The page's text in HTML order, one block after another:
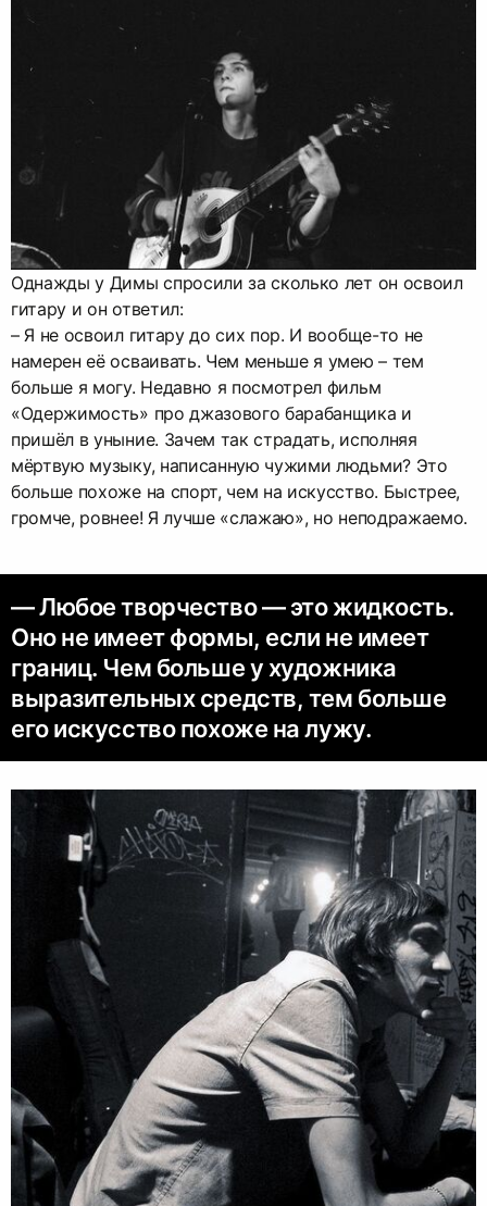
Однажды у Димы спросили за сколько лет он освоил
гитару и он ответил:
– Я не освоил гитару до сих пор. И вообще-то не
намерен её осваивать. Чем меньше я умею – тем
больше я могу. Недавно я посмотрел фильм
«Одержимость» про джазового барабанщика и
пришёл в уныние. Зачем так страдать, исполняя
мёртвую музыку, написанную чужими людьми? Это
больше похоже на спорт, чем на искусство. Быстрее,
громче, ровнее! Я лучше «слажаю», но неподражаемо.
— Любое творчество — это жидкость.
Оно не имеет формы, если не имеет
границ. Чем больше у художника
выразительных средств, тем больше
его искусство похоже на лужу.